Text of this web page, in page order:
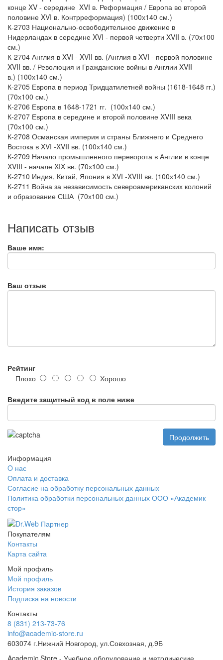
конце XV - середине XVI в. Реформация / Европа во второй
половине XVI в. Контрреформация) (100х140 см.)
К-2703 Национально-освободительное движение в
Нидерландах в середине XVI - первой четверти XVII в. (70х100
см.)
К-2704 Англия в XVI - XVII вв. (Англия в XVI - первой половине
XVII вв. / Революция и Гражданские войны в Англии XVII
в.) (100х140 см.)
К-2705 Европа в период Тридцатилетней войны (1618-1648 гг.)
(70х100 см.)
К-2706 Европа в 1648-1721 гг. (100х140 см.)
К-2707 Европа в середине и второй половине XVIII века
(70х100 см.)
К-2708 Османская империя и страны Ближнего и Среднего
Востока в XVI -XVII вв. (100х140 см.)
К-2709 Начало промышленного переворота в Англии в конце
XVIII - начале XIX вв. (70х100 см.)
К-2710 Индия, Китай, Япония в XVI -XVIII вв. (100х140 см.)
К-2711 Война за независимость североамериканских колоний
и образование США (70х100 см.)
Написать отзыв
Ваше имя:
Ваш отзыв
Рейтинг
Плохо
Хорошо
Введите защитный код в поле ниже
Продолжить
Информация
O нас
Оплата и доставка
Согласие на обработку персональных данных
Политика обработки персональных данных ООО «Академик
стор»
Покупателям
Контакты
Карта сайта
Мой профиль
Мой профиль
История заказов
Подписка на новости
Контакты
8 (831) 213-73-76
info@academic-store.ru
603074 г.Нижний Новгород, ул.Совхозная, д.9Б